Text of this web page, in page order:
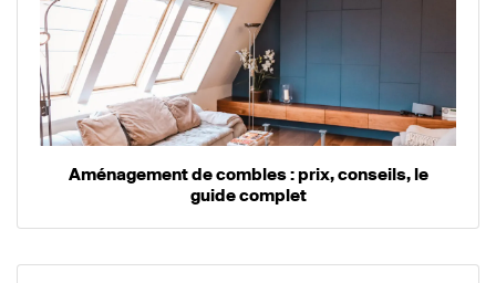
Aménagement de combles : prix, conseils, le
guide complet